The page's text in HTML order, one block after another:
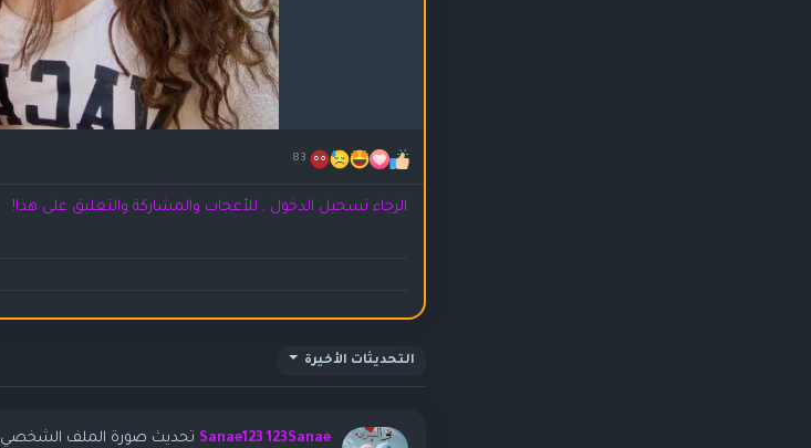
83
الرجاء تسجيل الدخول , للأعجاب والمشاركة والتعليق على هذا!
التحديثات الأخيرة
Sanae123 123Sanae تحديث صورة الملف الشخصي